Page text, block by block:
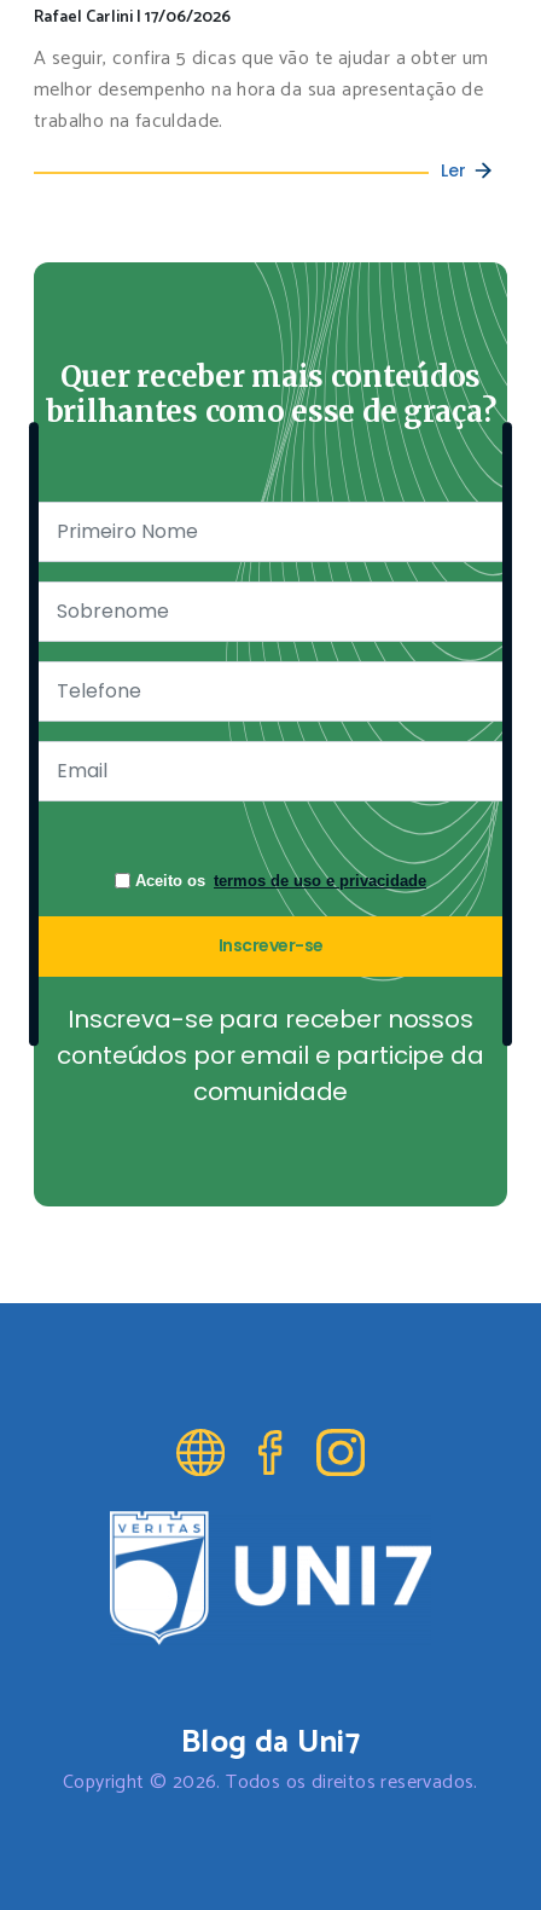
Rafael Carlini|17/06/2026
A seguir, confira 5 dicas que vão te ajudar a obter um
melhor desempenho na hora da sua apresentação de
trabalho na faculdade.
Ler
Quer receber mais conteúdos
brilhantes como esse de graça?
Aceito os termos de uso e privacidade
Inscrever-se
Inscreva-se para receber nossos
conteúdos por email e participe da
comunidade
Blog da Uni7
Copyright © 2026. Todos os direitos reservados.